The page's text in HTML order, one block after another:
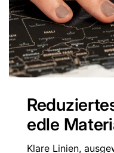
edle
Klare Linien,